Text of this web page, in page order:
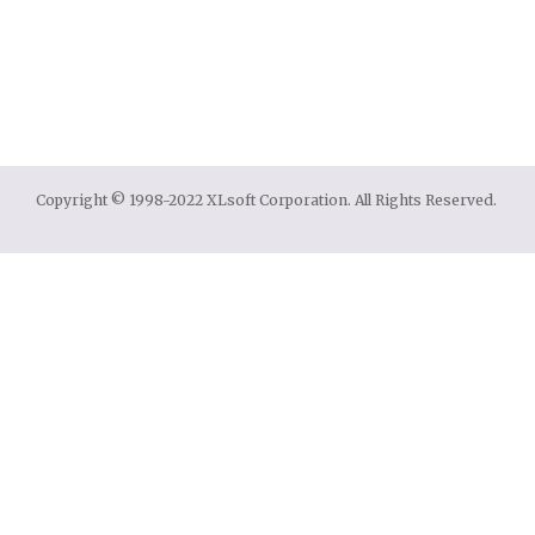
Copyright © 1998-2022 XLsoft Corporation. All Rights Reserved.